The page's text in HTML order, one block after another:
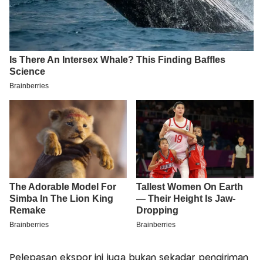
Pelepasan ekspor ini juga bukan sekadar pengiriman